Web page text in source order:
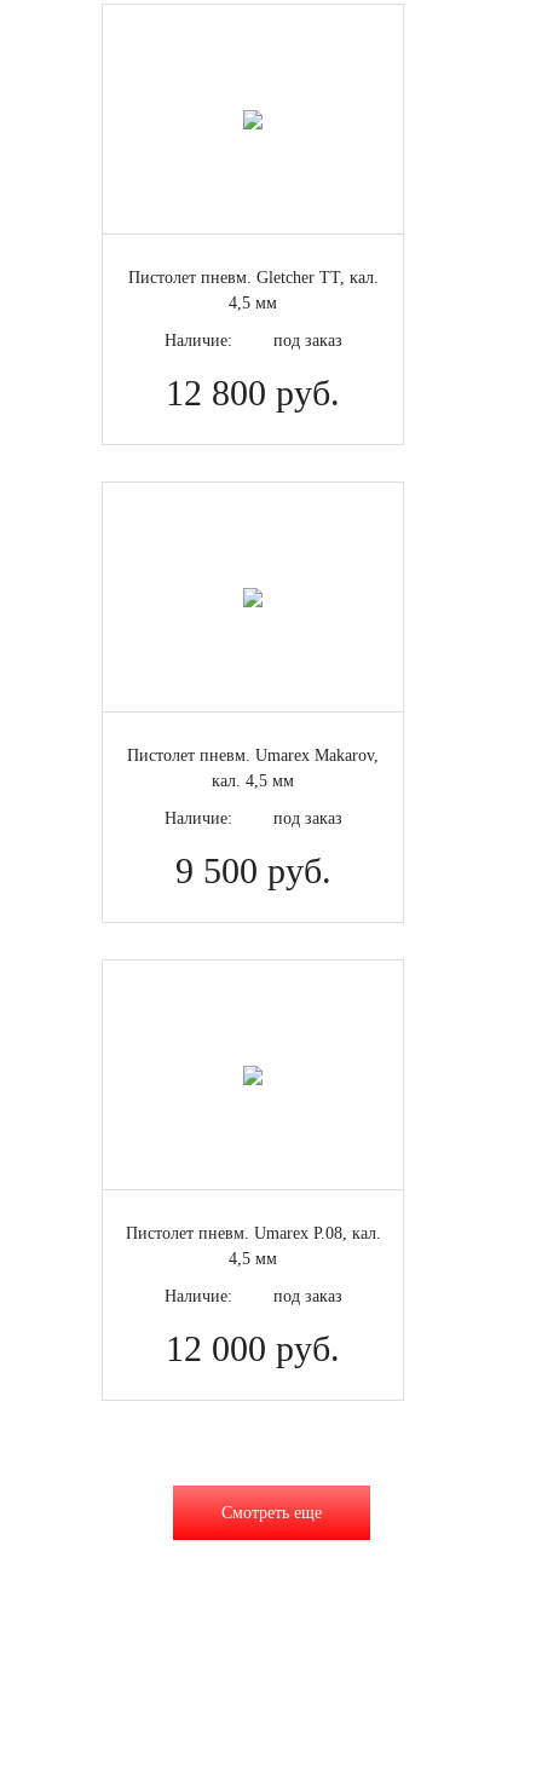
Пистолет пневм. Gletcher TT, кал.
4,5 мм
Наличие: под заказ
12 800 руб.
Пистолет пневм. Umarex Makarov,
кал. 4,5 мм
Наличие: под заказ
9 500 руб.
Пистолет пневм. Umarex P.08, кал.
4,5 мм
Наличие: под заказ
12 000 руб.
Смотреть еще